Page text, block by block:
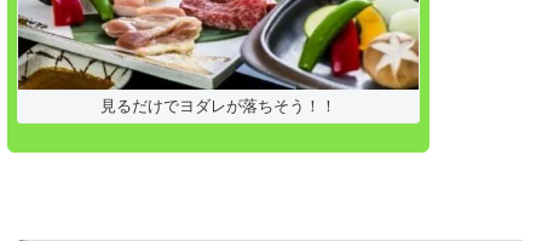
見るだけでヨダレが落ちそう！！